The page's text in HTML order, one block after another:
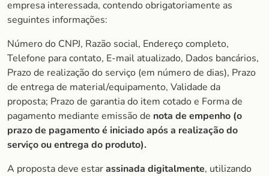
empresa interessada, contendo obrigatoriamente as
seguintes informações:
Número do CNPJ, Razão social, Endereço completo,
Telefone para contato, E-mail atualizado, Dados bancários,
Prazo de realização do serviço (em número de dias), Prazo
de entrega de material/equipamento, Validade da
proposta; Prazo de garantia do item cotado e Forma de
pagamento mediante emissão de nota de empenho (o
prazo de pagamento é iniciado após a realização do
serviço ou entrega do produto).
A proposta deve estarassinada digitalmente, utilizando